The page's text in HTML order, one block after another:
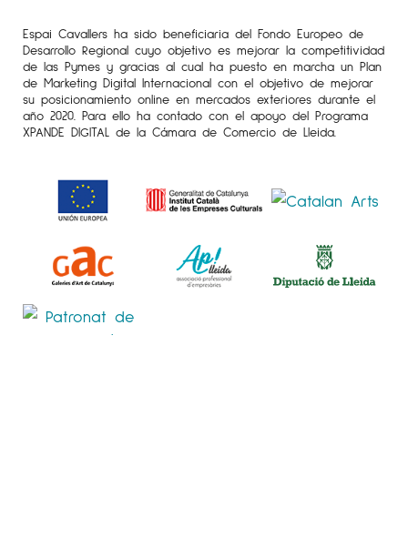
Espai Cavallers ha sido beneficiaria del Fondo Europeo de
Desarrollo Regional cuyo objetivo es mejorar la competitividad
de las Pymes y gracias al cual ha puesto en marcha un Plan
de Marketing Digital Internacional con el objetivo de mejorar
su posicionamiento online en mercados exteriores durante el
año 2020. Para ello ha contado con el apoyo del Programa
XPANDE DIGITAL de la Cámara de Comercio de Lleida.